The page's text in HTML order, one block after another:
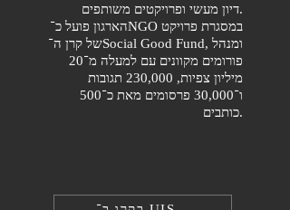
דיון מעשי ופרויקטים משותפים.
הארגון פועל כ־NGO במסגרת פרויקט
של קרן ה־Social Good Fund, ומנהל
פורומים מקוונים עם למעלה מ־20
מיליון צפיות, 230,000 תגובות
ו־30,000 פרסומים מאת כ־500
כותבים.​